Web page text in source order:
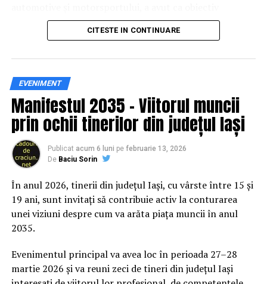
principal transformarea prevenției într-o experiență
practică și accesibilă publicului larg.
Siguranța rutieră, adusă mai
aproape de comunitate
Datele privind accidentele rutiere din România continuă
să evidențieze necesitatea unor inițiative de educație și
prevenție. În 2025, peste 3.000 de persoane au fost
rănite grav în accidente rutiere, iar mai mult de 1.300 și-
au pierdut viața pe șoselele din țară.
În acest context, campania „Condu Prudent! Alege
Viața!” își propune să transforme informația teoretică
într-o experiență directă, prin simulări și demonstrații
care îi ajută pe participanți să înțeleagă concret
impactul deciziilor luate în trafic.
CITESTE IN CONTINUARE
EVENIMENT
Manifestul 2035 – Viitorul muncii
prin ochii tinerilor din județul Iași
Publicat acum 6 luni pe februarie 13, 2026
De Baciu Sorin
În anul 2026, tinerii din județul Iași, cu vârste între 15 și
19 ani, sunt invitați să contribuie activ la conturarea
unei viziuni despre cum va arăta piața muncii în anul
2035.
Evenimentul principal va avea loc în perioada 27–28
martie 2026 și va reuni zeci de tineri din județul Iași